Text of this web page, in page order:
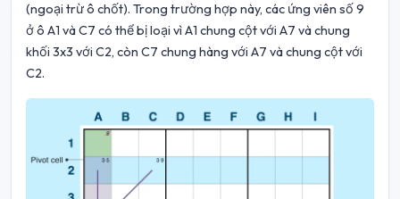
(ngoại trừ ô chốt). Trong trường hợp này, các ứng viên số 9
ở ô A1 và C7 có thể bị loại vì A1 chung cột với A7 và chung
khối 3x3 với C2, còn C7 chung hàng với A7 và chung cột với
C2.